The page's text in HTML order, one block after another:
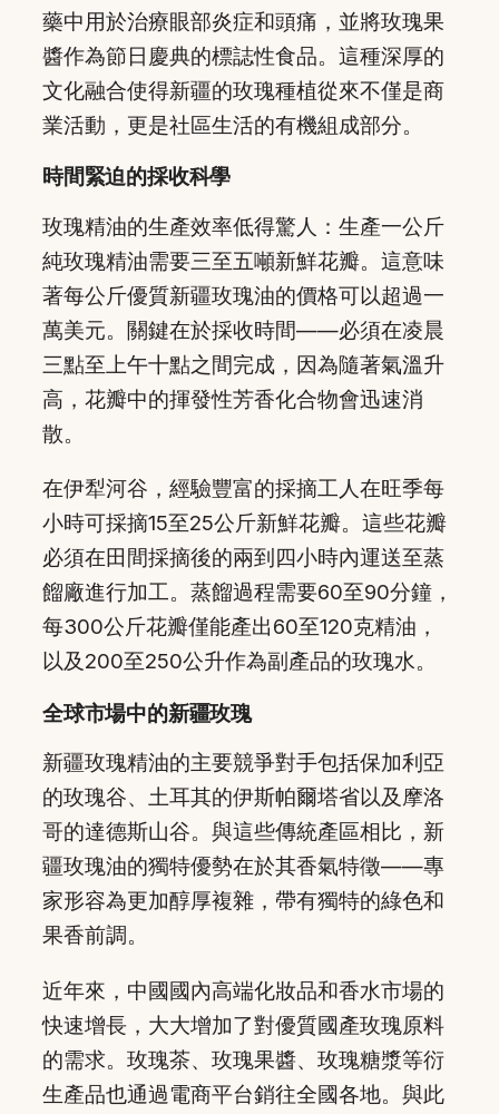
藥中用於治療眼部炎症和頭痛，並將玫瑰果
醬作為節日慶典的標誌性食品。這種深厚的
文化融合使得新疆的玫瑰種植從來不僅是商
業活動，更是社區生活的有機組成部分。
時間緊迫的採收科學
玫瑰精油的生產效率低得驚人：生產一公斤
純玫瑰精油需要三至五噸新鮮花瓣。這意味
著每公斤優質新疆玫瑰油的價格可以超過一
萬美元。關鍵在於採收時間——必須在凌晨
三點至上午十點之間完成，因為隨著氣溫升
高，花瓣中的揮發性芳香化合物會迅速消
散。
在伊犁河谷，經驗豐富的採摘工人在旺季每
小時可採摘15至25公斤新鮮花瓣。這些花瓣
必須在田間採摘後的兩到四小時內運送至蒸
餾廠進行加工。蒸餾過程需要60至90分鐘，
每300公斤花瓣僅能產出60至120克精油，
以及200至250公升作為副產品的玫瑰水。
全球市場中的新疆玫瑰
新疆玫瑰精油的主要競爭對手包括保加利亞
的玫瑰谷、土耳其的伊斯帕爾塔省以及摩洛
哥的達德斯山谷。與這些傳統產區相比，新
疆玫瑰油的獨特優勢在於其香氣特徵——專
家形容為更加醇厚複雜，帶有獨特的綠色和
果香前調。
近年來，中國國內高端化妝品和香水市場的
快速增長，大大增加了對優質國產玫瑰原料
的需求。玫瑰茶、玫瑰果醬、玫瑰糖漿等衍
生產品也通過電商平台銷往全國各地。與此